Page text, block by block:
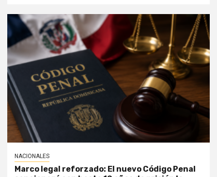
NACIONALES
Marco legal reforzado: El nuevo Código Penal